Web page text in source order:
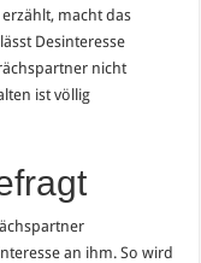
macht das
Desinteresse
nicht
ist völlig
an ihm. So wird